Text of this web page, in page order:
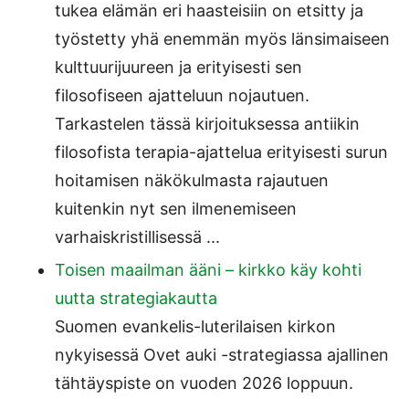
tukea elämän eri haasteisiin on etsitty ja
työstetty yhä enemmän myös länsimaiseen
kulttuurijuureen ja erityisesti sen
filosofiseen ajatteluun nojautuen.
Tarkastelen tässä kirjoituksessa antiikin
filosofista terapia-ajattelua erityisesti surun
hoitamisen näkökulmasta rajautuen
kuitenkin nyt sen ilmenemiseen
varhaiskristillisessä ...
Toisen maailman ääni – kirkko käy kohti
uutta strategiakautta
Suomen evankelis-luterilaisen kirkon
nykyisessä Ovet auki -strategiassa ajallinen
tähtäyspiste on vuoden 2026 loppuun.